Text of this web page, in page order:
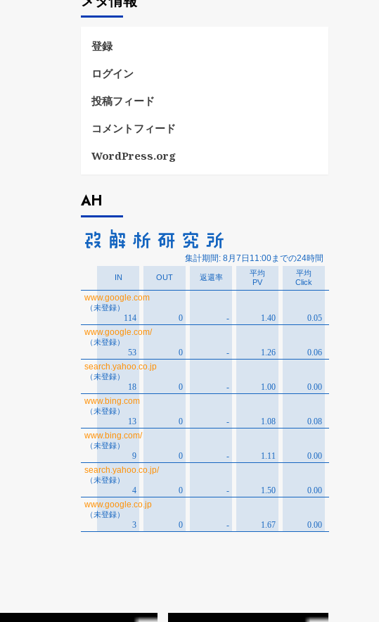
リ
ー
登録
ログイン
投稿フィード
コメントフィード
WordPress.org
AH